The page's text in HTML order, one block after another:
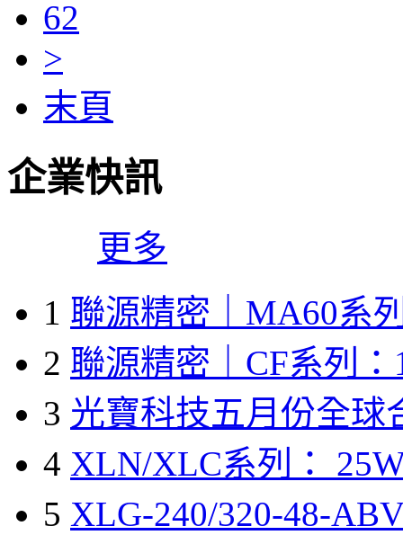
62
>
末頁
企業快訊
更多
1 聯源精密｜MA60系
2 聯源精密｜CF系列：
3 光寶科技五月份全球
4 XLN/XLC系列：
5 XLG-240/320-48-